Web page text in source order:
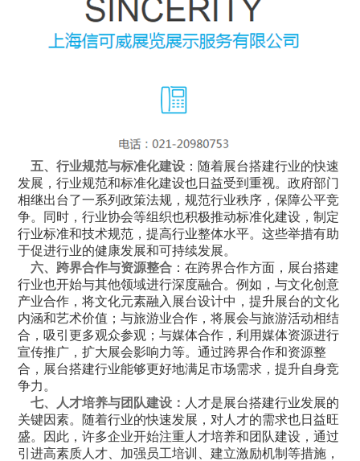
五、行业规范与标准化建设 ：随着展台搭建行业的快速
发展，行业规范和标准化建设也日益受到重视。政府部门
相继出台了一系列政策法规，规范行业秩序，保障公平竞
争。同时，行业协会等组织也积极推动标准化建设，制定
行业标准和技术规范，提高行业整体水平。这些举措有助
于促进行业的健康发展和可持续发展。
六、跨界合作与资源整合 ：在跨界合作方面，展台搭建
行业也开始与其他领域进行深度融合。例如，与文化创意
产业合作，将文化元素融入展台设计中，提升展台的文化
内涵和艺术价值；与旅游业合作，将展会与旅游活动相结
合，吸引更多观众参观；与媒体合作，利用媒体资源进行
宣传推广，扩大展会影响力等。通过跨界合作和资源整
合，展台搭建行业能够更好地满足市场需求，提升自身竞
争力。
七、人才培养与团队建设： 人才是展台搭建行业发展的
关键因素。随着行业的快速发展，对人才的需求也日益旺
盛。因此，许多企业开始注重人才培养和团队建设，通过
引进高素质人才、加强员工培训、建立激励机制等措施，